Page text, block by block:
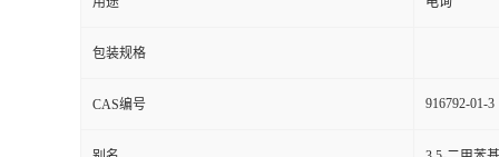
包装规格
CAS编号 916792-01-3